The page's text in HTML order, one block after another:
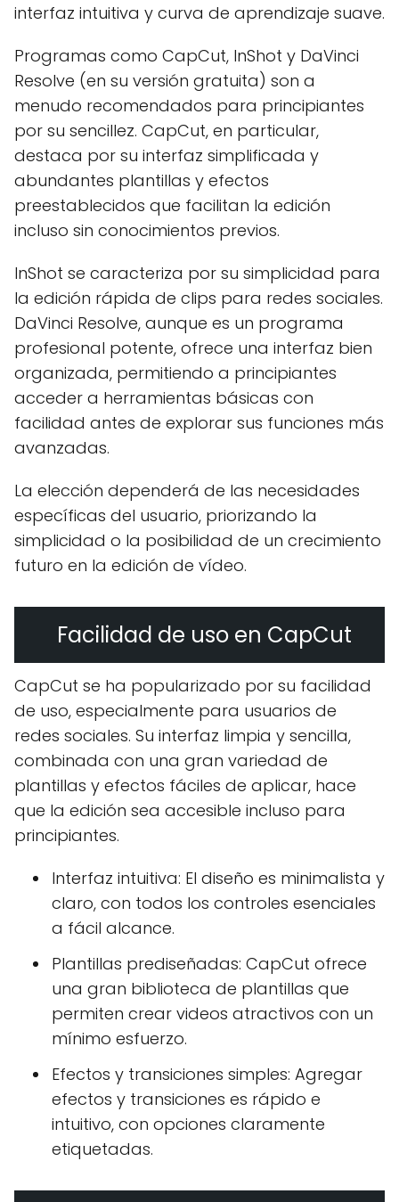
interfaz intuitiva y curva de aprendizaje suave.
Programas como CapCut, InShot y DaVinci
Resolve (en su versión gratuita) son a
menudo recomendados para principiantes
por su sencillez. CapCut, en particular,
destaca por su interfaz simplificada y
abundantes plantillas y efectos
preestablecidos que facilitan la edición
incluso sin conocimientos previos.
InShot se caracteriza por su simplicidad para
la edición rápida de clips para redes sociales.
DaVinci Resolve, aunque es un programa
profesional potente, ofrece una interfaz bien
organizada, permitiendo a principiantes
acceder a herramientas básicas con
facilidad antes de explorar sus funciones más
avanzadas.
La elección dependerá de las necesidades
específicas del usuario, priorizando la
simplicidad o la posibilidad de un crecimiento
futuro en la edición de vídeo.
Facilidad de uso en CapCut
CapCut se ha popularizado por su facilidad
de uso, especialmente para usuarios de
redes sociales. Su interfaz limpia y sencilla,
combinada con una gran variedad de
plantillas y efectos fáciles de aplicar, hace
que la edición sea accesible incluso para
principiantes.
Interfaz intuitiva: El diseño es minimalista y
claro, con todos los controles esenciales
a fácil alcance.
Plantillas prediseñadas: CapCut ofrece
una gran biblioteca de plantillas que
permiten crear videos atractivos con un
mínimo esfuerzo.
Efectos y transiciones simples: Agregar
efectos y transiciones es rápido e
intuitivo, con opciones claramente
etiquetadas.